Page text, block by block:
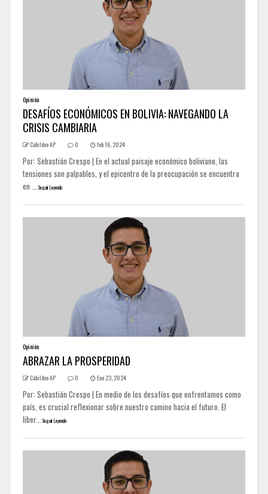
Opinión
DESAFÍOS ECONÓMICOS EN BOLIVIA: NAVEGANDO LA
CRISIS CAMBIARIA
Cabildeo AP 0 feb 16, 2024
Por: Sebastián Crespo | En el actual paisaje económico boliviano, las
tensiones son palpables, y el epicentro de la preocupación se encuentra
en ... Seguir Leyendo
Opinión
ABRAZAR LA PROSPERIDAD
Cabildeo AP 0 Ene 23, 2024
Por: Sebastián Crespo | En medio de los desafíos que enfrentamos como
país, es crucial reflexionar sobre nuestro camino hacia el futuro. El
liber... Seguir Leyendo